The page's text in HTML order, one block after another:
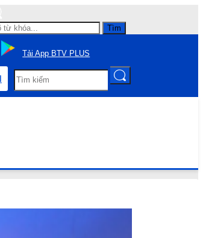
Tìm
Tải App BTV PLUS